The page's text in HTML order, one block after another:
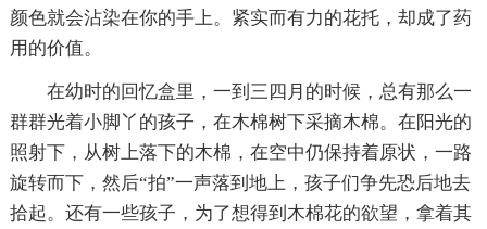
颜色就会沾染在你的手上。紧实而有力的花托，却成了药
用的价值。
在幼时的回忆盒里，一到三四月的时候，总有那么一
群群光着小脚丫的孩子，在木棉树下采摘木棉。在阳光的
照射下，从树上落下的木棉，在空中仍保持着原状，一路
旋转而下，然后“拍”一声落到地上，孩子们争先恐后地去
拾起。还有一些孩子，为了想得到木棉花的欲望，拿着其